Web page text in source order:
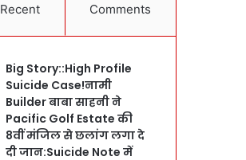
Recent Comments
Big Story::High Profile
Suicide Case!नामी
Builder बाबा साहनी ने
Pacific Golf Estate की
8वीं मंजिल से छलांग लगा दे
दी जान:Suicide Note में